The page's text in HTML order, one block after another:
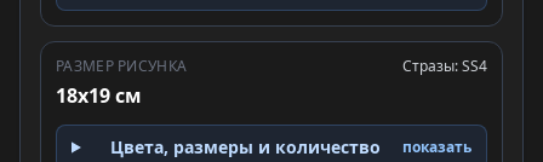
РАЗМЕР РИСУНКА
18x19 см
Стразы: SS4
Цвета, размеры и количество показать